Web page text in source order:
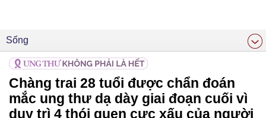
Sống
Chàng trai 28 tuổi được chẩn đoán
mắc ung thư dạ dày giai đoạn cuối vì
duy trì 4 thói quen cực xấu của người